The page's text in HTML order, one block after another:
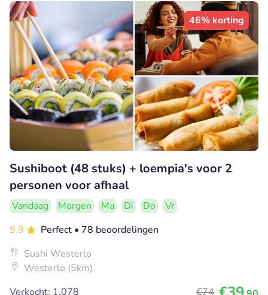
46% korting
Sushiboot (48 stuks) + loempia's voor 2
personen voor afhaal
Vandaag Morgen Ma Di Do
Vr
9.9
Perfect • 78 beoordelingen
Sushi Westerlo
Westerlo (5km)
Verkocht: 1.078
€74